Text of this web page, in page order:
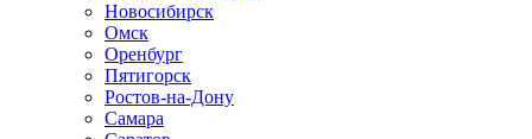
Новосибирск
Омск
Оренбург
Пятигорск
Ростов-на-Дону
Самара